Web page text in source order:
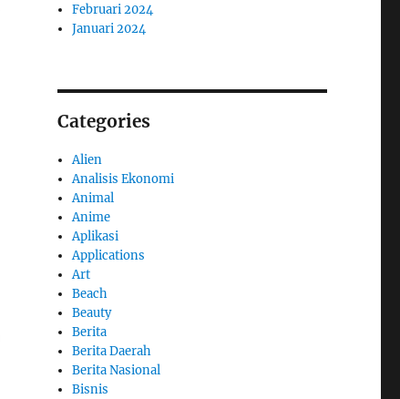
Februari 2024
Januari 2024
Categories
Alien
Analisis Ekonomi
Animal
Anime
Aplikasi
Applications
Art
Beach
Beauty
Berita
Berita Daerah
Berita Nasional
Bisnis